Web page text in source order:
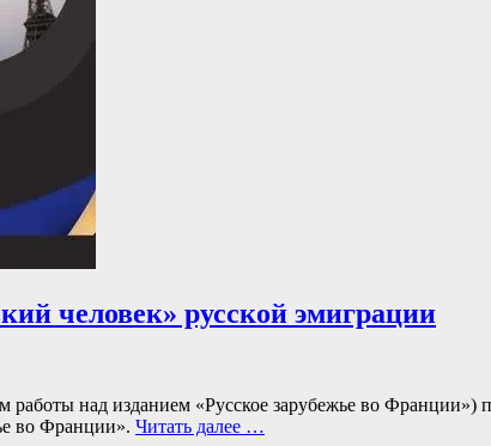
человек» русской эмиграции
над изданием «Русское зарубежье во Франции»)
во Франции». Читать далее …